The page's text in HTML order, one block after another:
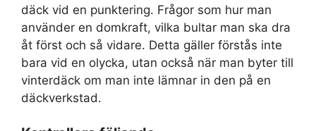
däck vid en punktering. Frågor som hur man
använder en domkraft, vilka bultar man ska dra
åt först och så vidare. Detta gäller förstås inte
bara vid en olycka, utan också när man byter till
vinterdäck om man inte lämnar in den på en
däckverkstad.